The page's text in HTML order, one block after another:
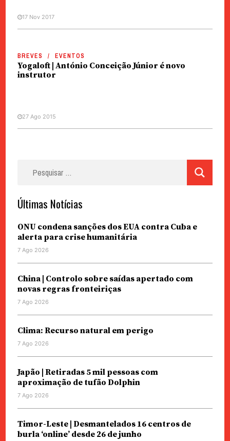
17 Nov 2017
BREVES EVENTOS
Yogaloft | António Conceição Júnior é novo
instrutor
27 Ago 2015
Últimas Notícias
ONU condena sanções dos EUA contra Cuba e
alerta para crise humanitária
7 Ago 2026
China | Controlo sobre saídas apertado com
novas regras fronteiriças
7 Ago 2026
Clima: Recurso natural em perigo
7 Ago 2026
Japão | Retiradas 5 mil pessoas com
aproximação de tufão Dolphin
7 Ago 2026
Timor-Leste | Desmantelados 16 centros de
burla ‘online’ desde 26 de junho